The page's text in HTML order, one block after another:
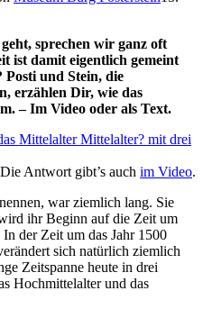
sprechen wir ganz oft
ist damit eigentlich gemeint
und Stein, die
erzählen Dir, wie das
– Im Video oder als Text.
Antwort gibt’s auch im Video.
war ziemlich lang. Sie
ihr Beginn auf die Zeit um
der Zeit um das Jahr 1500
sich natürlich ziemlich
Zeitspanne heute in drei
Hochmittelalter und das